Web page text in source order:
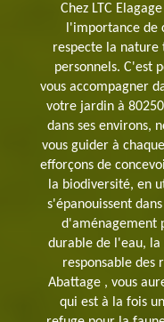
Chez LTC
l'importance de
respecte la nature
personnels. C'est
vous accompagner
votre jardin à
dans ses environs,
vous guider à
efforçons de
la biodiversité, en
s'épanouissent
d'aménagement
durable de l'eau, la
responsable des
Abattage , vous
qui est à la fois